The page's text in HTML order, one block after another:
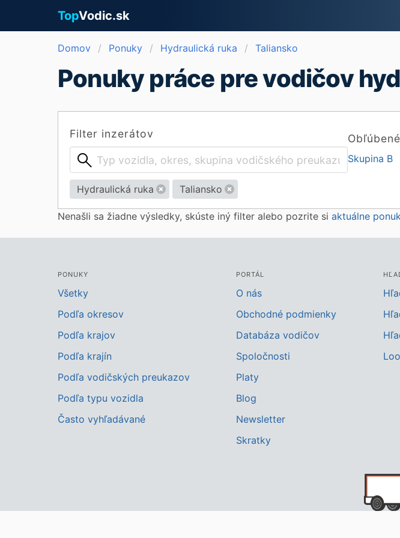
TopVodic.sk
Domov Ponuky Hydraulická ruka Taliansko
Ponuky práce pre vodičov
Filter inzerátov
Hydraulická ruka Taliansko
Skupina B
Nenašli sa žiadne výsledky, skúste iný filter alebo pozrite si aktuálne
PONUKY
Všetky
Podľa okresov
Podľa krajov
Podľa krajín
Podľa vodičských preukazov
Podľa typu vozidla
Často vyhľadávané
PORTÁL
O nás
Obchodné podmienky
Databáza vodičov
Spoločnosti
Platy
Blog
Newsletter
Skratky